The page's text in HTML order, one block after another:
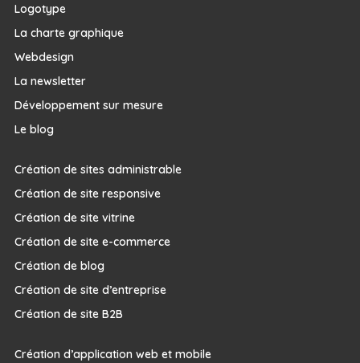
Logotype
La charte graphique
Webdesign
La newsletter
Développement sur mesure
Le blog
Création de sites administrable
Création de site responsive
Création de site vitrine
Création de site e-commerce
Création de blog
Création de site d’entreprise
Création de site B2B
Création d’application web et mobile